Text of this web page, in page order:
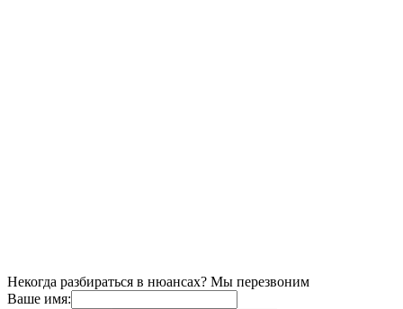
Некогда разбираться в нюансах? Мы перезвоним
Ваше имя: